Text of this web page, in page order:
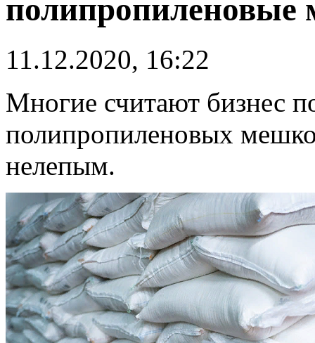
полипропиленовые
11.12.2020, 16:22
Многие считают бизнес
полипропиленовых
нелепым.